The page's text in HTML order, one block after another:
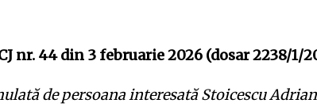
nr. 44 din 3 februarie 2026 (dosar 2238/1/
de persoana interesată Stoicescu